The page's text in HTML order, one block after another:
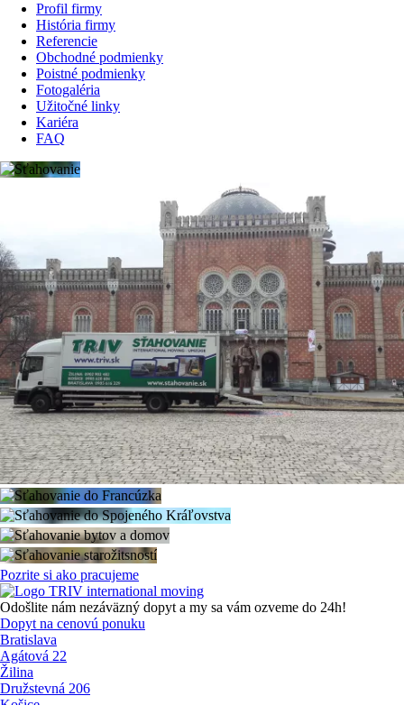
Main
navigation
from
2rd
lvl
Profil firmy
História firmy
Referencie
Obchodné podmienky
Poistné podmienky
Fotogaléria
Užitočné linky
Kariéra
FAQ
Pozrite si ako pracujeme
Odošlite nám nezáväzný dopyt a my sa vám ozveme do 24h!
Dopyt na cenovú ponuku
Bratislava
Agátová 22
Žilina
Družstevná 206